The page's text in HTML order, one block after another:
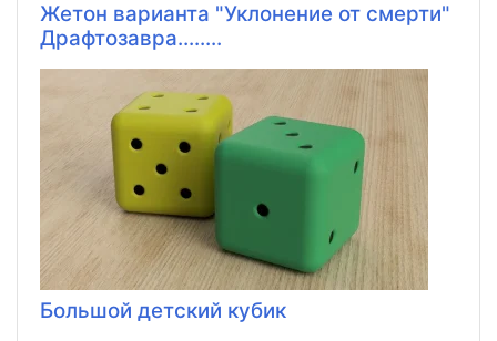
Жетон варианта "Уклонение от смерти"
Драфтозавра........
Большой детский кубик